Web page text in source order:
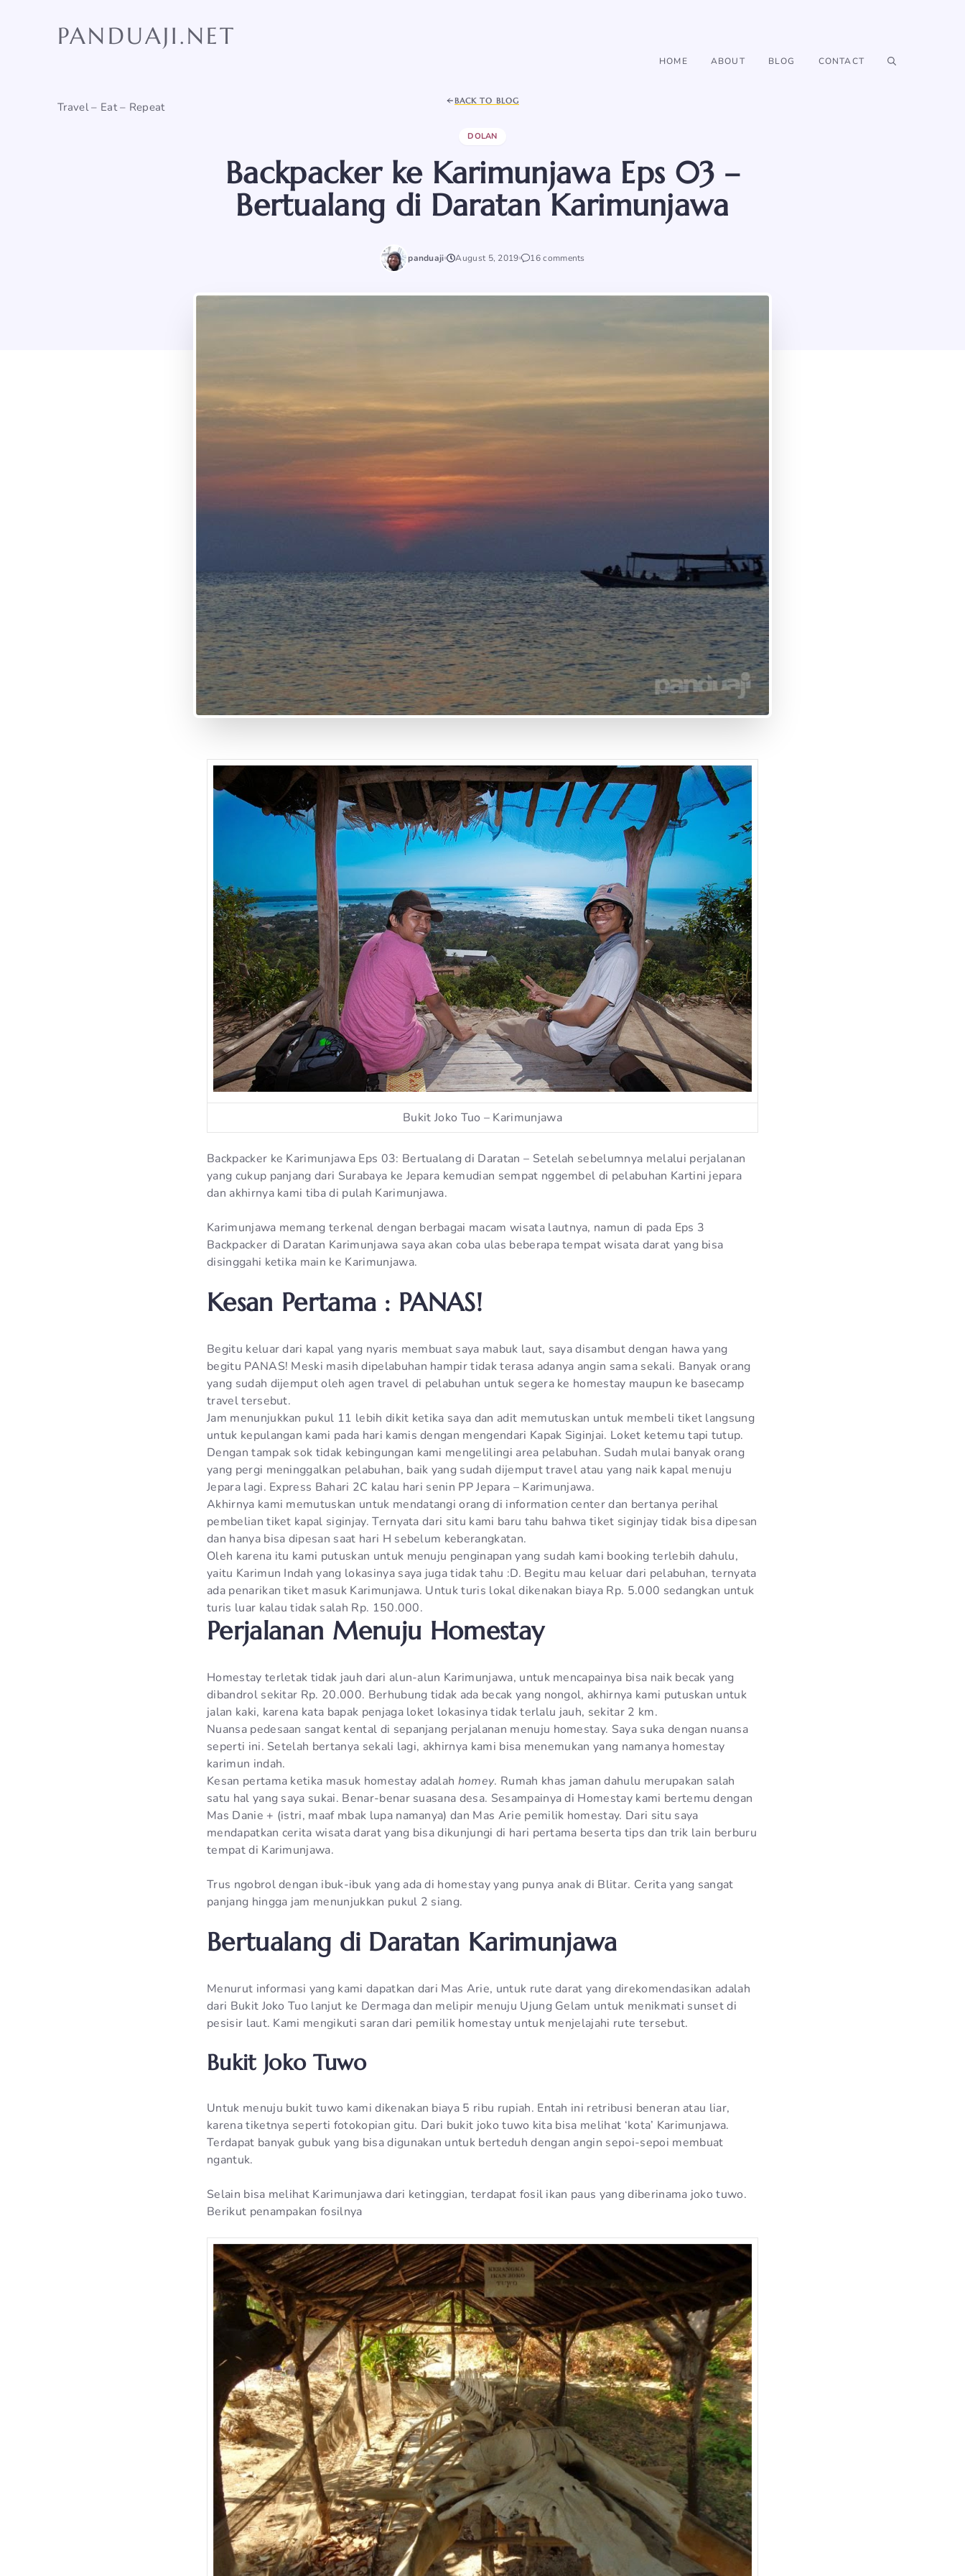
PANDUAJI.NET
Travel – Eat – Repeat
HOME ABOUT BLOG CONTACT
BACK TO BLOG
DOLAN
Backpacker ke Karimunjawa Eps 03 –
Bertualang di Daratan Karimunjawa
panduaji August 5, 2019 16 comments
Bukit Joko Tuo – Karimunjawa
Backpacker ke Karimunjawa Eps 03: Bertualang di Daratan – Setelah sebelumnya melalui perjalanan
yang cukup panjang dari Surabaya ke Jepara kemudian sempat nggembel di pelabuhan Kartini jepara
dan akhirnya kami tiba di pulah Karimunjawa.
Karimunjawa memang terkenal dengan berbagai macam wisata lautnya, namun di pada Eps 3
Backpacker di Daratan Karimunjawa saya akan coba ulas beberapa tempat wisata darat yang bisa
disinggahi ketika main ke Karimunjawa.
Kesan Pertama : PANAS!
Begitu keluar dari kapal yang nyaris membuat saya mabuk laut, saya disambut dengan hawa yang
begitu PANAS! Meski masih dipelabuhan hampir tidak terasa adanya angin sama sekali. Banyak orang
yang sudah dijemput oleh agen travel di pelabuhan untuk segera ke homestay maupun ke basecamp
travel tersebut.
Jam menunjukkan pukul 11 lebih dikit ketika saya dan adit memutuskan untuk membeli tiket langsung
untuk kepulangan kami pada hari kamis dengan mengendari Kapak Siginjai. Loket ketemu tapi tutup.
Dengan tampak sok tidak kebingungan kami mengelilingi area pelabuhan. Sudah mulai banyak orang
yang pergi meninggalkan pelabuhan, baik yang sudah dijemput travel atau yang naik kapal menuju
Jepara lagi. Express Bahari 2C kalau hari senin PP Jepara – Karimunjawa.
Akhirnya kami memutuskan untuk mendatangi orang di information center dan bertanya perihal
pembelian tiket kapal siginjay. Ternyata dari situ kami baru tahu bahwa tiket siginjay tidak bisa dipesan
dan hanya bisa dipesan saat hari H sebelum keberangkatan.
Oleh karena itu kami putuskan untuk menuju penginapan yang sudah kami booking terlebih dahulu,
yaitu Karimun Indah yang lokasinya saya juga tidak tahu :D. Begitu mau keluar dari pelabuhan, ternyata
ada penarikan tiket masuk Karimunjawa. Untuk turis lokal dikenakan biaya Rp. 5.000 sedangkan untuk
turis luar kalau tidak salah Rp. 150.000.
Perjalanan Menuju Homestay
Homestay terletak tidak jauh dari alun-alun Karimunjawa, untuk mencapainya bisa naik becak yang
dibandrol sekitar Rp. 20.000. Berhubung tidak ada becak yang nongol, akhirnya kami putuskan untuk
jalan kaki, karena kata bapak penjaga loket lokasinya tidak terlalu jauh, sekitar 2 km.
Nuansa pedesaan sangat kental di sepanjang perjalanan menuju homestay. Saya suka dengan nuansa
seperti ini. Setelah bertanya sekali lagi, akhirnya kami bisa menemukan yang namanya homestay
karimun indah.
Kesan pertama ketika masuk homestay adalah homey. Rumah khas jaman dahulu merupakan salah
satu hal yang saya sukai. Benar-benar suasana desa. Sesampainya di Homestay kami bertemu dengan
Mas Danie + (istri, maaf mbak lupa namanya) dan Mas Arie pemilik homestay. Dari situ saya
mendapatkan cerita wisata darat yang bisa dikunjungi di hari pertama beserta tips dan trik lain berburu
tempat di Karimunjawa.
Trus ngobrol dengan ibuk-ibuk yang ada di homestay yang punya anak di Blitar. Cerita yang sangat
panjang hingga jam menunjukkan pukul 2 siang.
Bertualang di Daratan Karimunjawa
Menurut informasi yang kami dapatkan dari Mas Arie, untuk rute darat yang direkomendasikan adalah
dari Bukit Joko Tuo lanjut ke Dermaga dan melipir menuju Ujung Gelam untuk menikmati sunset di
pesisir laut. Kami mengikuti saran dari pemilik homestay untuk menjelajahi rute tersebut.
Bukit Joko Tuwo
Untuk menuju bukit tuwo kami dikenakan biaya 5 ribu rupiah. Entah ini retribusi beneran atau liar,
karena tiketnya seperti fotokopian gitu. Dari bukit joko tuwo kita bisa melihat ‘kota’ Karimunjawa.
Terdapat banyak gubuk yang bisa digunakan untuk berteduh dengan angin sepoi-sepoi membuat
ngantuk.
Selain bisa melihat Karimunjawa dari ketinggian, terdapat fosil ikan paus yang diberinama joko tuwo.
Berikut penampakan fosilnya